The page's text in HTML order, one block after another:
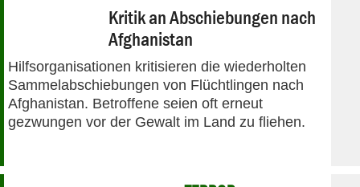
Kritik an Abschiebungen nach
Afghanistan
Hilfsorganisationen kritisieren die wiederholten
Sammelabschiebungen von Flüchtlingen nach
Afghanistan. Betroffene seien oft erneut
gezwungen vor der Gewalt im Land zu fliehen.